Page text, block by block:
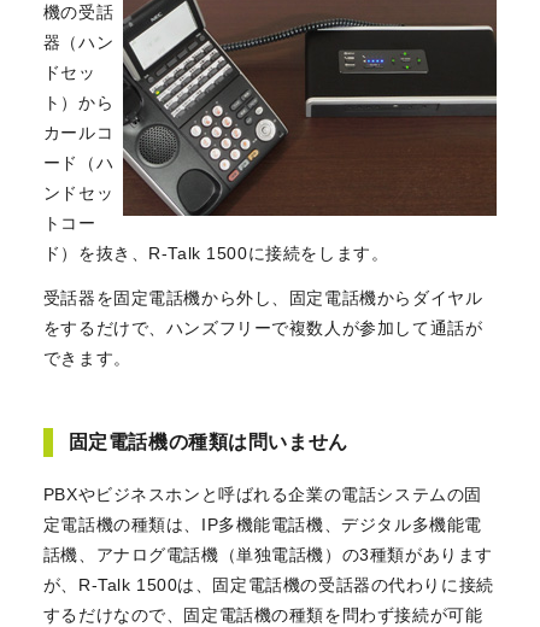
機の受話
器（ハン
ドセッ
ト）から
カールコ
ード（ハ
ンドセッ
トコー
ド）を抜き、R-Talk 1500に接続をします。
受話器を固定電話機から外し、固定電話機からダイヤル
をするだけで、ハンズフリーで複数人が参加して通話が
できます。
固定電話機の種類は問いません
PBXやビジネスホンと呼ばれる企業の電話システムの固
定電話機の種類は、IP多機能電話機、デジタル多機能電
話機、アナログ電話機（単独電話機）の3種類があります
が、R-Talk 1500は、固定電話機の受話器の代わりに接続
するだけなので、固定電話機の種類を問わず接続が可能